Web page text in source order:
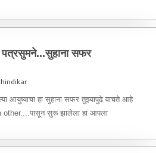
पत्रसुमने...सुहाना सफर
आयुष्याचा हा सुहाना सफर तुझ्यापुढे वाचते आहे
other....पासून सुरू झालेला हा आपला